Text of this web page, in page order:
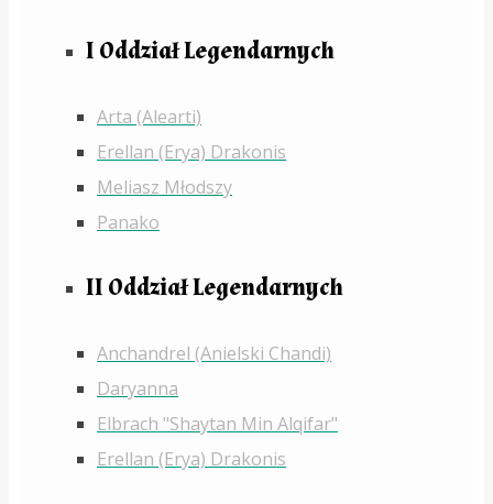
I Oddział Legendarnych
Arta (Alearti)
Erellan (Erya) Drakonis
Meliasz Młodszy
Panako
II Oddział Legendarnych
Anchandrel (Anielski Chandi)
Daryanna
Elbrach "Shaytan Min Alqifar"
Erellan (Erya) Drakonis